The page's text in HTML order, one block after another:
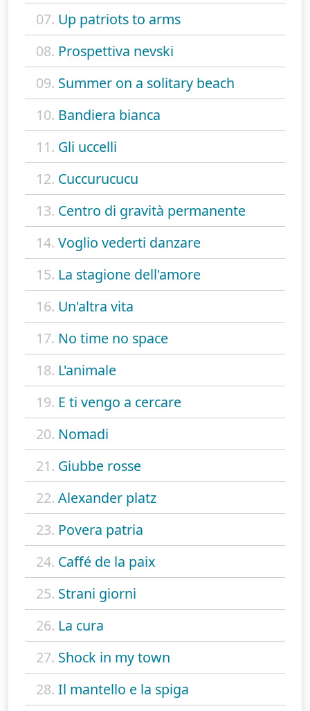
07. Up patriots to arms
08. Prospettiva nevski
09. Summer on a solitary beach
10. Bandiera bianca
11. Gli uccelli
12. Cuccurucucu
13. Centro di gravità permanente
14. Voglio vederti danzare
15. La stagione dell'amore
16. Un'altra vita
17. No time no space
18. L'animale
19. E ti vengo a cercare
20. Nomadi
21. Giubbe rosse
22. Alexander platz
23. Povera patria
24. Caffé de la paix
25. Strani giorni
26. La cura
27. Shock in my town
28. Il mantello e la spiga